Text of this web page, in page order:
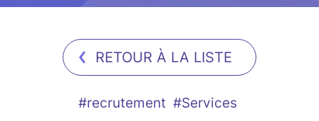
RETOUR À LA LISTE
#recrutement #Services